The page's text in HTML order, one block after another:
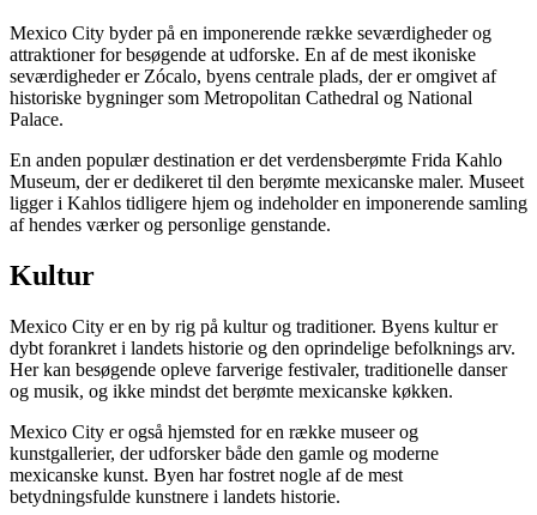
Mexico City byder på en imponerende række seværdigheder og
attraktioner for besøgende at udforske. En af de mest ikoniske
seværdigheder er Zócalo, byens centrale plads, der er omgivet af
historiske bygninger som Metropolitan Cathedral og National
Palace.
En anden populær destination er det verdensberømte Frida Kahlo
Museum, der er dedikeret til den berømte mexicanske maler. Museet
ligger i Kahlos tidligere hjem og indeholder en imponerende samling
af hendes værker og personlige genstande.
Kultur
Mexico City er en by rig på kultur og traditioner. Byens kultur er
dybt forankret i landets historie og den oprindelige befolknings arv.
Her kan besøgende opleve farverige festivaler, traditionelle danser
og musik, og ikke mindst det berømte mexicanske køkken.
Mexico City er også hjemsted for en række museer og
kunstgallerier, der udforsker både den gamle og moderne
mexicanske kunst. Byen har fostret nogle af de mest
betydningsfulde kunstnere i landets historie.